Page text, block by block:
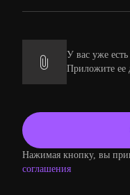
У вас уже есть
Приложите ее
Нажимая кнопку, вы
соглашения